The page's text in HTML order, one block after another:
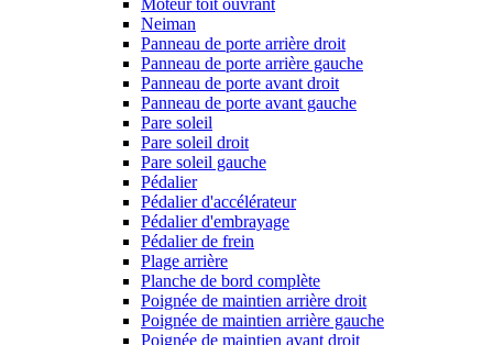
Moteur toit ouvrant
Neiman
Panneau de porte arrière droit
Panneau de porte arrière gauche
Panneau de porte avant droit
Panneau de porte avant gauche
Pare soleil
Pare soleil droit
Pare soleil gauche
Pédalier
Pédalier d'accélérateur
Pédalier d'embrayage
Pédalier de frein
Plage arrière
Planche de bord complète
Poignée de maintien arrière droit
Poignée de maintien arrière gauche
Poignée de maintien avant droit